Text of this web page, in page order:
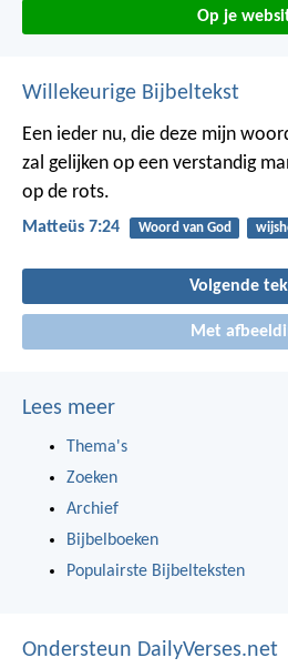
Op je
Willekeurige Bijbeltekst
Een ieder nu, die deze mijn
zal gelijken op een verstandig
op de rots.
Matteüs 7:24 Woord van God
Volgende
Met
Lees meer
Thema's
Zoeken
Archief
Bijbelboeken
Populairste Bijbelteksten
Ondersteun DailyVerses.net